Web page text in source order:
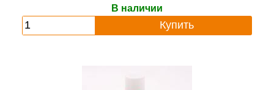
В наличии
Купить